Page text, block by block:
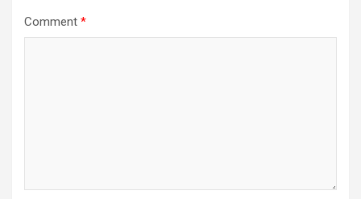
Comment *